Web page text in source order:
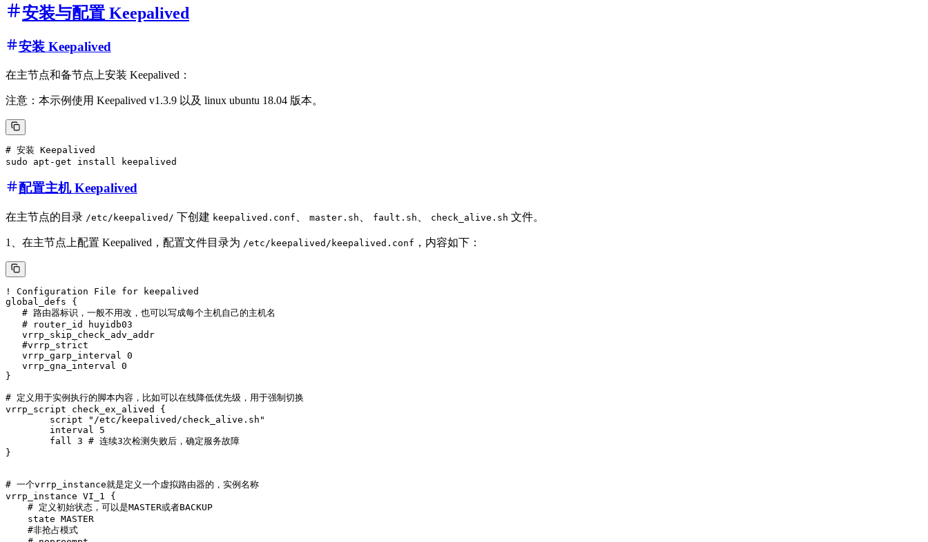
安装与配置 Keepalived
安装 Keepalived
在主节点和备节点上安装 Keepalived：
注意：本示例使用 Keepalived v1.3.9 以及 linux ubuntu 18.04 版本。
# 安装 Keepalived
配置主机 Keepalived
在主节点的目录 /etc/keepalived/ 下创建 keepalived.conf master.sh fault.sh check_alive.sh 文件。
1、在主节点上配置 Keepalived，配置文件目录为 /etc/keepalived/keepalived.conf ，内容如下：
! Configuration File for keepalived
global_defs {
   # 路由器标识，一般不用改，也可以写成每个主机自己的主机名
   # router_id huyidb03
   vrrp_skip_check_adv_addr
   #vrrp_strict
   vrrp_garp_interval 0
   vrrp_gna_interval 0
}
# 定义用于实例执行的脚本内容，比如可以在线降低优先级，用于强制切换
vrrp_script check_ex_alived {
        script "/etc/keepalived/check_alive.sh"
        interval 5
        fall 3 # 连续3次检测失败后，确定服务故障
}
# 一个vrrp_instance就是定义一个虚拟路由器的，实例名称
vrrp_instance VI_1 {
    # 定义初始状态，可以是MASTER或者BACKUP
    state MASTER
    #非抢占模式